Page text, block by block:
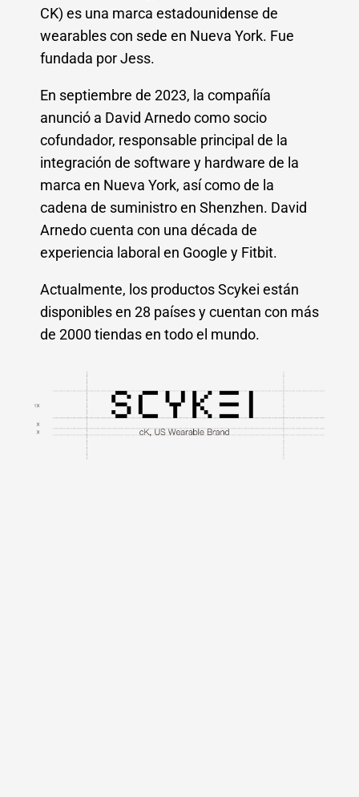
CK) es una marca estadounidense de
wearables con sede en Nueva York. Fue
fundada por Jess.
En septiembre de 2023, la compañía
anunció a David Arnedo como socio
cofundador, responsable principal de la
integración de software y hardware de la
marca en Nueva York, así como de la
cadena de suministro en Shenzhen. David
Arnedo cuenta con una década de
experiencia laboral en Google y Fitbit.
Actualmente, los productos Scykei están
disponibles en 28 países y cuentan con más
de 2000 tiendas en todo el mundo.